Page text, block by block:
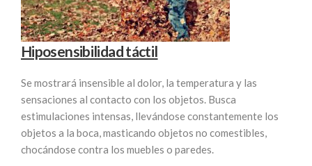
Hiposensibilidad táctil
Se mostrará insensible al dolor, la temperatura y las
sensaciones al contacto con los objetos. Busca
estimulaciones intensas, llevándose constantemente los
objetos a la boca, masticando objetos no comestibles,
chocándose contra los muebles o paredes.